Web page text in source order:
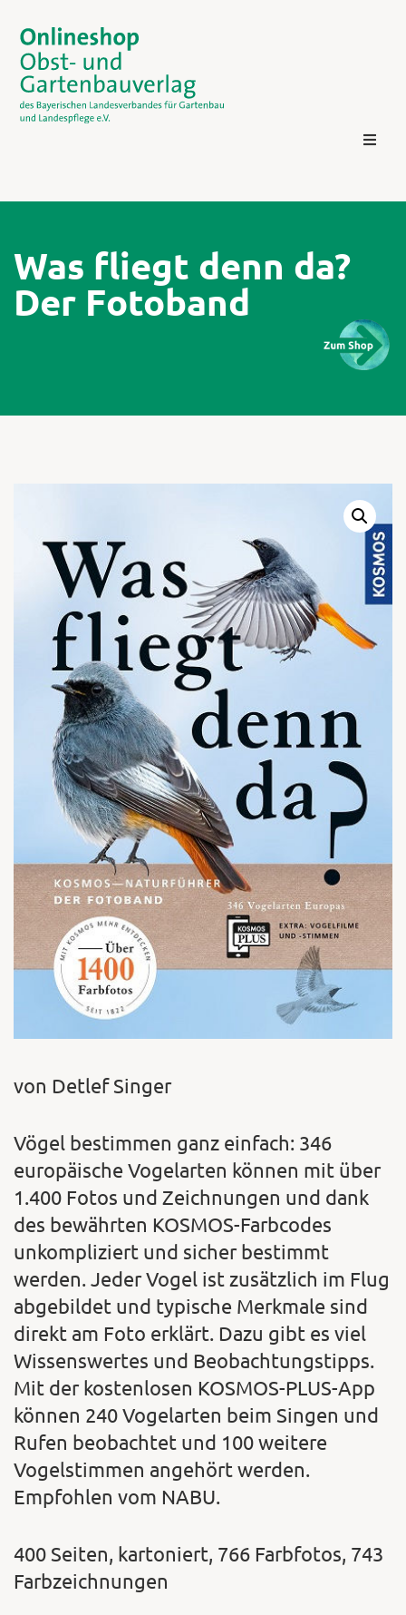
Kontakt
Zum
Was fliegt denn da?
Der Fotoband
von Detlef Singer
Vögel bestimmen ganz einfach: 346
europäische Vogelarten können mit über
1.400 Fotos und Zeichnungen und dank
des bewährten KOSMOS-Farbcodes
unkompliziert und sicher bestimmt
werden. Jeder Vogel ist zusätzlich im Flug
abgebildet und typische Merkmale sind
direkt am Foto erklärt. Dazu gibt es viel
Wissenswertes und Beobachtungstipps.
Mit der kostenlosen KOSMOS-PLUS-App
können 240 Vogelarten beim Singen und
Rufen beobachtet und 100 weitere
Vogelstimmen angehört werden.
Empfohlen vom NABU.
400 Seiten, kartoniert, 766 Farbfotos, 743
Farbzeichnungen